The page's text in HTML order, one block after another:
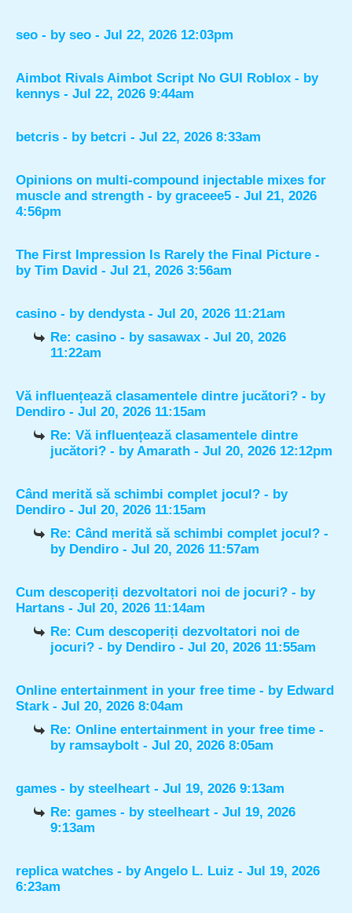
seo - by seo - Jul 22, 2026 12:03pm
Aimbot Rivals Aimbot Script No GUI Roblox - by
kennys - Jul 22, 2026 9:44am
betcris - by betcri - Jul 22, 2026 8:33am
Opinions on multi-compound injectable mixes for
muscle and strength - by graceee5 - Jul 21, 2026
4:56pm
The First Impression Is Rarely the Final Picture -
by Tim David - Jul 21, 2026 3:56am
casino - by dendysta- Jul 20, 2026 11:21am
Re: casino - bysasawax - Jul 20, 2026
11:22am
Vă influențează clasamentele dintre jucători? - by
Dendiro - Jul 20, 2026 11:15am
Re: Vă influențează clasamentele dintre
jucători? - byAmarath - Jul 20, 2026 12:12pm
Când merită să schimbi complet jocul? - by
Dendiro - Jul 20, 2026 11:15am
Re: Când merită să schimbi complet jocul? -
by Dendiro - Jul 20, 2026 11:57am
Cum descoperiți dezvoltatori noi de jocuri? - by
Hartans - Jul 20, 2026 11:14am
Re: Cum descoperiți dezvoltatori noi de
jocuri? - by Dendiro - Jul 20, 2026 11:55am
Online entertainment in your free time - by Edward
Stark- Jul 20, 2026 8:04am
Re: Online entertainment in your free time -
by ramsaybolt - Jul 20, 2026 8:05am
games - by steelheart - Jul 19, 2026 9:13am
Re: games - bysteelheart - Jul 19, 2026
9:13am
replica watches - byAngelo L. Luiz - Jul 19, 2026
6:23am